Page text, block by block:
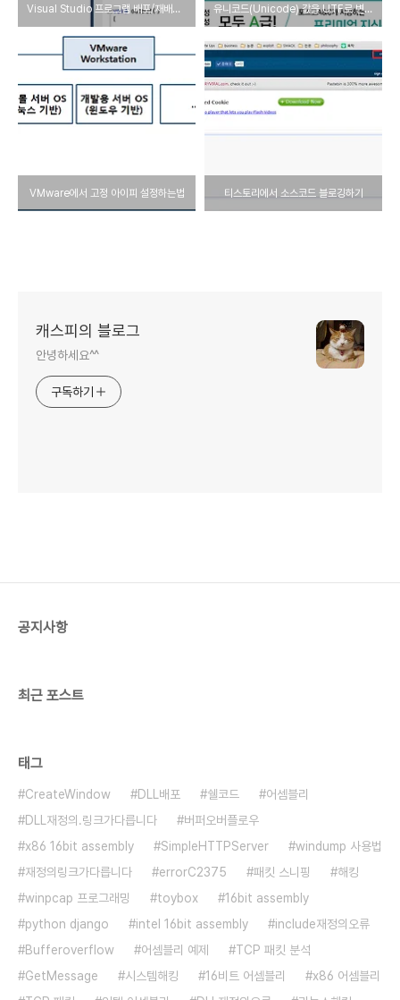
Visual Studio 프로그램 배포/재배포 방법 유니코드(Unicode) 값을 UTF로 변환하기
VMware에서 고정 아이피 설정하는법 티스토리에서 소스코드 블로깅하기
캐스피의 블로그
안녕하세요^^
구독하기
공지사항
최근 포스트
태그
CreateWindow DLL배포 쉘코드
어셈블리
DLL재정의.링크가다릅니다
버퍼오버플로우
x86 16bit assembly
SimpleHTTPServer
windump 사용법
재정의링크가다릅니다
errorC2375 패킷 스니핑
해킹
winpcap 프로그래밍
toybox
16bit assembly
python django
intel 16bit assembly
include재정의오류
Bufferoverflow
어셈블리 예제
TCP 패킷 분석
GetMessage
시스템해킹 16비트 어셈블리
x86 어셈블리